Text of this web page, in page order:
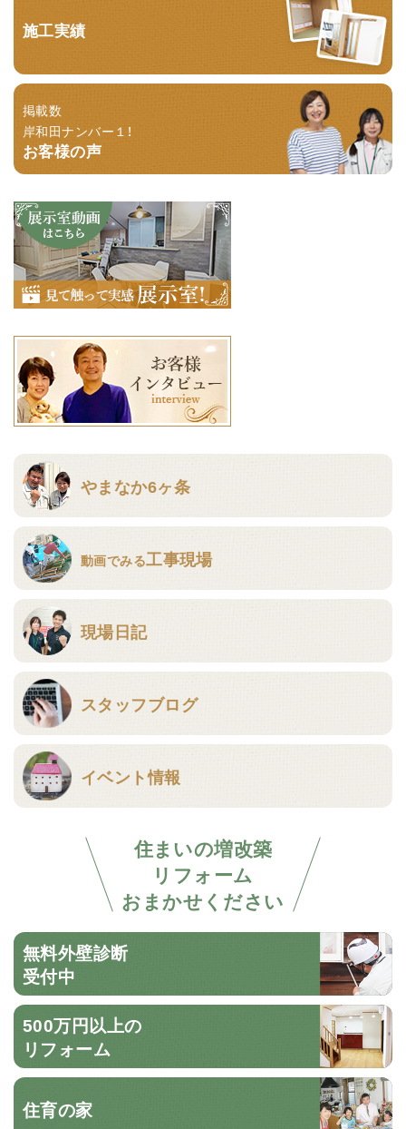
施工実績
掲載数
岸和田ナンバー１！
お客様の声
やまなか6ヶ条
動画でみる工事現場
現場日記
スタッフブログ
イベント情報
住まいの増改築
リフォーム
おまかせください
無料外壁診断
受付中
500万円以上の
リフォーム
住育の家